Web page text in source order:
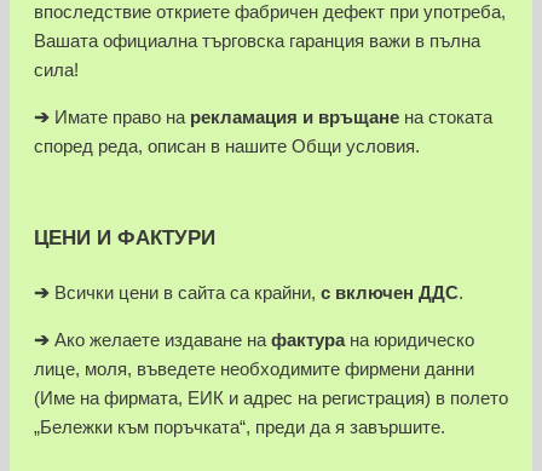
впоследствие откриете фабричен дефект при употреба,
Вашата официална търговска гаранция важи в пълна
сила!
➔ Имате право на рекламация и връщане на стоката
според реда, описан в нашите Общи условия.
ЦЕНИ И ФАКТУРИ
➔ Всички цени в сайта са крайни, с включен ДДС.
➔ Ако желаете издаване на фактура на юридическо
лице, моля, въведете необходимите фирмени данни
(Име на фирмата, ЕИК и адрес на регистрация) в полето
„Бележки към поръчката“, преди да я завършите.